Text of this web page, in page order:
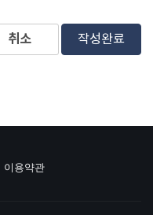
취소 작성완료
이용약관